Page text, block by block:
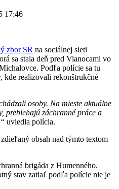
17:46
zbor SR na sociálnej sieti
sa stala deň pred Vianocami vo
Podľa polície sa tu
kde realizovali rekonštrukčné
osoby. Na mieste aktuálne
prebiehajú záchranné práce a
uviedla polícia.
obsah nad týmto textom
brigáda z Humenného.
stav zatiaľ podľa polície nie je